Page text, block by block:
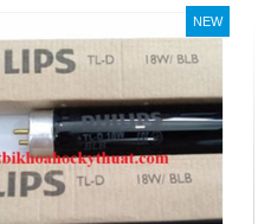
NEW